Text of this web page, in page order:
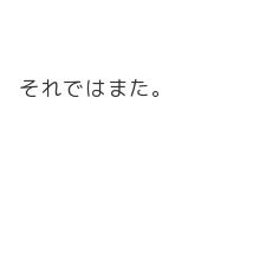
それではまた。